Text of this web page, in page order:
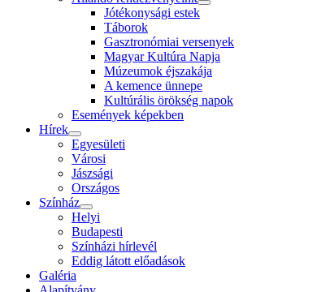
Jótékonysági estek
Táborok
Gasztronómiai versenyek
Magyar Kultúra Napja
Múzeumok éjszakája
A kemence ünnepe
Kultúrális örökség napok
Események képekben
Hírek
Egyesületi
Városi
Jászsági
Országos
Színház
Helyi
Budapesti
Színházi hírlevél
Eddig látott előadások
Galéria